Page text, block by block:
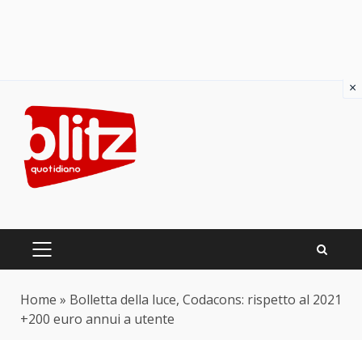
content
PRIMARY
Home » Bolletta della luce, Codacons: rispetto al 2021
+200 euro annui a utente
×